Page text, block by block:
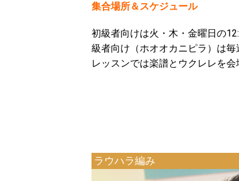
集合場所＆スケジュール
初級者向けは火・木・金曜日の
級者向け（ホオオカニピラ）は
レッスンでは楽譜とウクレレを会
ラウハラ編み